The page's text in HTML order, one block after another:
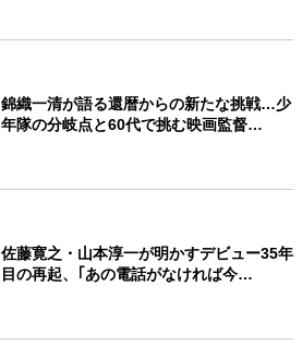
錦織一清が語る還暦からの新たな挑戦…少
年隊の分岐点と60代で挑む映画監督…
佐藤寛之・山本淳一が明かすデビュー35年
目の再起、｢あの電話がなければ今…